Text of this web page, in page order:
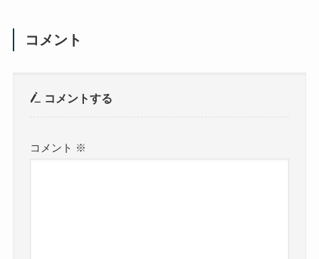
コメント
コメントする
コメント ※